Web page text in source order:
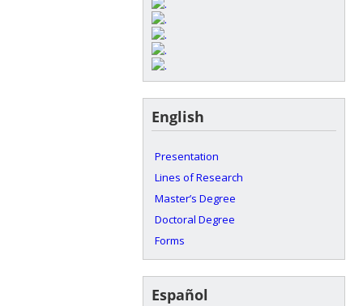
English
Presentation
Lines of Research
Master’s Degree
Doctoral Degree
Forms
Español